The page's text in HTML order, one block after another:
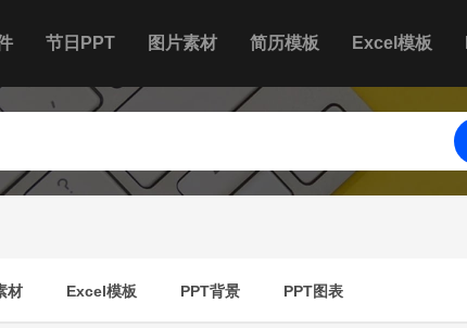
节日PPT 图片素材 简历模板 Excel模板
材 Excel模板 PPT背景 PPT图表